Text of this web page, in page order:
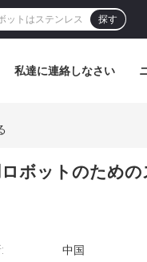
探す
私達に連絡しなさい
ボットのため
中国